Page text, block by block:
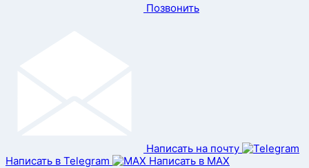
Позвонить
Написать на почту
Написать в Telegram
Написать в MAX